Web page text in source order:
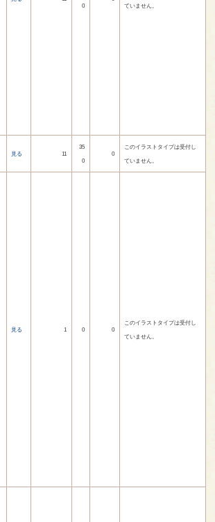
0
ていません。
見る 11
35
0
0
このイラストタイプは受付し
ていません。
見る 1 0 0
このイラストタイプは受付し
ていません。